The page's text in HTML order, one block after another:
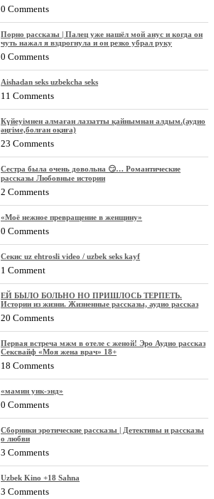
0 Comments
Порно рассказы | Палец уже нашёл мой анус и когда он
чуть нажал я вздрогнула и он резко убрал руку
0 Comments
Aishadan seks uzbekcha seks
11 Comments
Күйеуімнен алмаған лаззатты қайнымнан алдым.(аудио
әңгіме,болған оқиға)
23 Comments
Сестра была очень довольна 😏… Романтические
рассказы Любовные истории
2 Comments
«Моё нежное превращение в женщину»
0 Comments
Секис uz ehtrosli video / uzbek seks kayf
1 Comment
ЕЙ БЫЛО БОЛЬНО НО ПРИШЛОСЬ ТЕРПЕТЬ.
Истории из жизни. Жизненные рассказы, аудио рассказ
20 Comments
Первая встреча мжм в отеле с женой! Эро Аудио рассказ
Сексвайф «Моя жена врач» 18+
18 Comments
«мамин уик-энд»
0 Comments
Сборники эротические рассказы | Детективы и рассказы
о любви
3 Comments
Uzbek Kino +18 Sahna
3 Comments